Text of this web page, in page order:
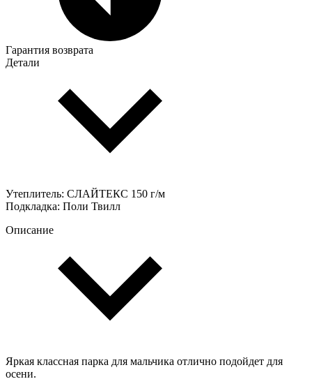
Гарантия возврата
Детали
Утеплитель: СЛАЙТЕКС 150 г/м
Подкладка: Поли Твилл
Описание
Яркая классная парка для мальчика отлично подойдет для
осени.